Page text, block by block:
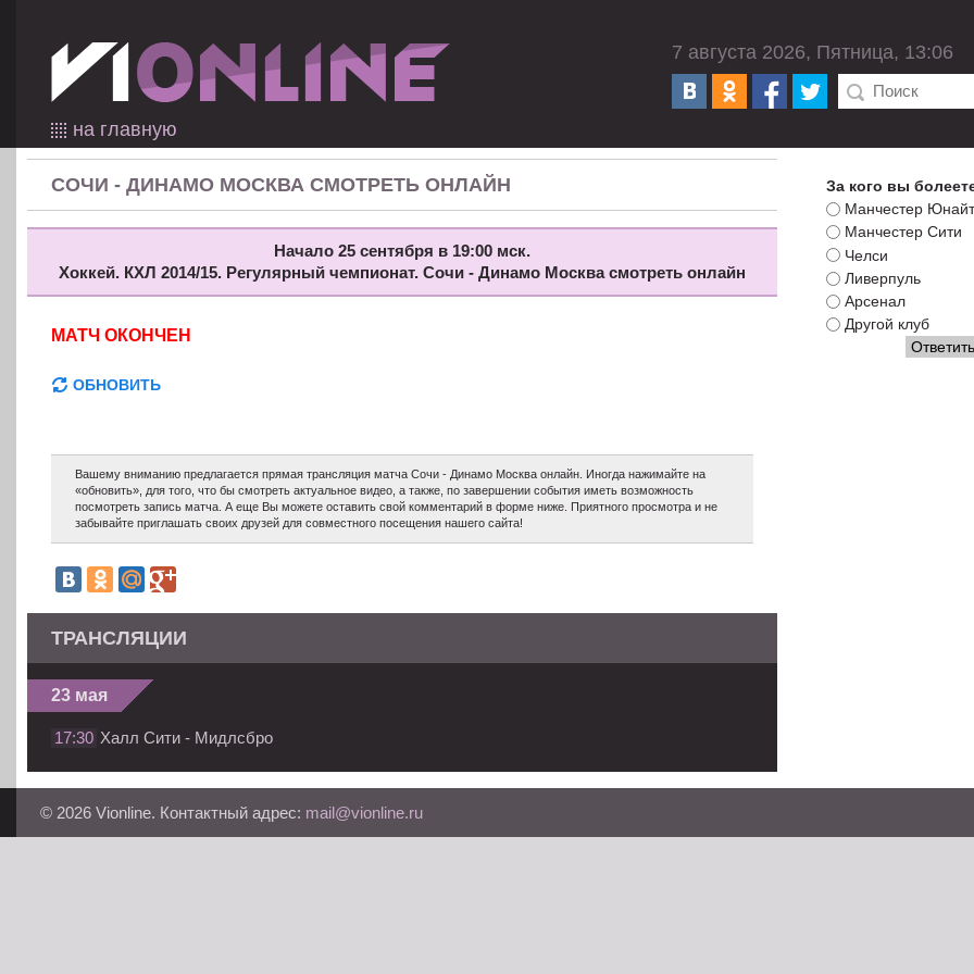
на главную
7 августа 2026, Пятница, 13:06
СОЧИ - ДИНАМО МОСКВА СМОТРЕТЬ ОНЛАЙН
Начало 25 сентября в 19:00 мск.
Хоккей. КХЛ 2014/15. Регулярный чемпионат. Сочи - Динамо Москва смотреть онлайн
МАТЧ ОКОНЧЕН
ОБНОВИТЬ
Вашему вниманию предлагается прямая трансляция матча Сочи - Динамо Москва онлайн. Иногда нажимайте на
«обновить», для того, что бы смотреть актуальное видео, а также, по завершении события иметь возможность
посмотреть запись матча. А еще Вы можете оставить свой комментарий в форме ниже. Приятного просмотра и не
забывайте приглашать своих друзей для совместного посещения нашего сайта!
ТРАНСЛЯЦИИ
23 мая
17:30 Халл Сити - Мидлсбро
За кого вы
Манчестер
Манчестер Сити
Челси
Ливерпуль
Арсенал
Другой клуб
© 2026 Vionline. Контактный адрес: mail@vionline.ru